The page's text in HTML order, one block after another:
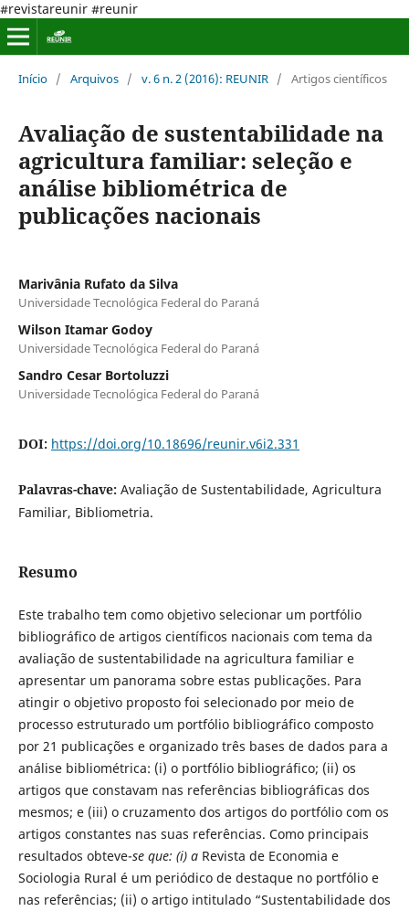
#revistareunir #reunir
Início / Arquivos / v. 6 n. 2 (2016): REUNIR / Artigos científicos
Avaliação de sustentabilidade na
agricultura familiar: seleção e
análise bibliométrica de
publicações nacionais
Marivânia Rufato da Silva
Universidade Tecnológica Federal do Paraná
Wilson Itamar Godoy
Universidade Tecnológica Federal do Paraná
Sandro Cesar Bortoluzzi
Universidade Tecnológica Federal do Paraná
DOI: https://doi.org/10.18696/reunir.v6i2.331
Palavras-chave: Avaliação de Sustentabilidade, Agricultura
Familiar, Bibliometria.
Resumo
Este trabalho tem como objetivo selecionar um portfólio
bibliográfico de artigos científicos nacionais com tema da
avaliação de sustentabilidade na agricultura familiar e
apresentar um panorama sobre estas publicações. Para
atingir o objetivo proposto foi selecionado por meio de
processo estruturado um portfólio bibliográfico composto
por 21 publicações e organizado três bases de dados para a
análise bibliométrica: (i) o portfólio bibliográfico; (ii) os
artigos que constavam nas referências bibliográficas dos
mesmos; e (iii) o cruzamento dos artigos do portfólio com os
artigos constantes nas suas referências. Como principais
resultados obteve-se que: (i) aRevista de Economia e
Sociologia Rural é um periódico de destaque no portfólio e
nas referências; (ii) o artigo intitulado “Sustentabilidade dos